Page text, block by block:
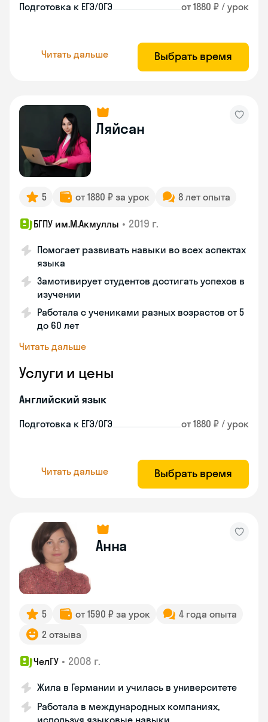
Подготовка к ЕГЭ/ОГЭ от 1880 ₽ / урок
Читать дальше Выбрать время
Ляйсан
5 от 1880 ₽ за урок 8 лет опыта
БГПУ им.М.Акмуллы • 2019 г.
Помогает развивать навыки во всех аспектах
языка
Замотивирует студентов достигать успехов в
изучении
Работала с учениками разных возрастов от 5
до 60 лет
Читать дальше
Услуги и цены
Английский язык
Подготовка к ЕГЭ/ОГЭ от 1880 ₽ / урок
Читать дальше Выбрать время
Анна
5 от 1590 ₽ за урок
4 года опыта
2 отзыва
ЧелГУ • 2008 г.
Жила в Германии и училась в университете
Работала в международных компаниях,
используя языковые навыки